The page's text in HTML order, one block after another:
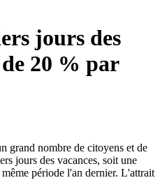
jours des
20 % par
grand nombre de citoyens et de
jours des vacances, soit une
période l'an dernier. L'attrait